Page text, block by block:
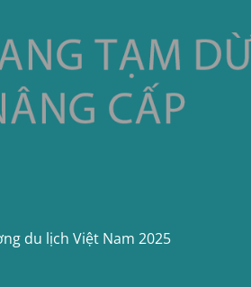
du lịch Việt Nam 2025